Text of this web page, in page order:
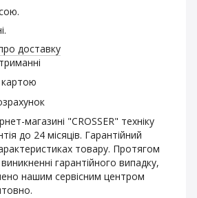
доставку
магазині "CROSSER" техніку
до 24 місяців. Гарантійний
товару. Протягом
гарантійного випадку,
нашим сервісним центром